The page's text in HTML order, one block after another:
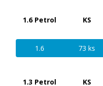
1.6 Petrol KS
1.6
73 ks
1.3 Petrol KS